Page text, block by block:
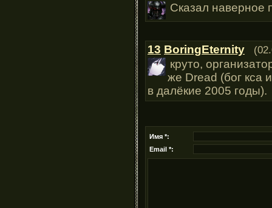
Сказал наверное
13 BoringEternity
круто,
же Dread (бог кса
в далёкие 2005 годы).
Имя *:
Email *: